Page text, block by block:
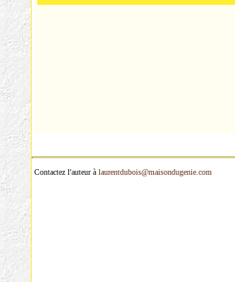
Contactez l'auteur à laurentdubois@maisondugenie.com